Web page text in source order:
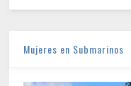
Mujeres en Submarinos